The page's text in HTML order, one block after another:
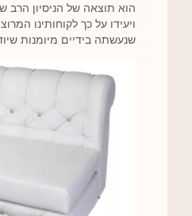
הוא תוצאה של הניסיון הרב
ויעידו על כך לקוחותינו
שנעשתה בידיים מיומנות